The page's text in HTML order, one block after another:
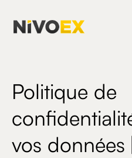
Politique de
vos données